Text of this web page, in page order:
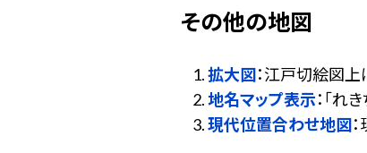
その他の地図
拡大図：江戸切絵図
地名マップ表示：「れ
現代位置合わせ地図